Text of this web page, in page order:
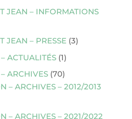
JEAN – INFORMATIONS
JEAN – PRESSE(3)
ACTUALITÉS(1)
ARCHIVES(70)
– ARCHIVES – 2012/2013
– ARCHIVES – 2021/2022